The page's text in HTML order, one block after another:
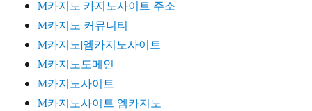
M카지노 카지노사이트 주소
M카지노 커뮤니티
M카지노|엠카지노사이트
M카지노도메인
M카지노사이트
M카지노사이트 엠카지노